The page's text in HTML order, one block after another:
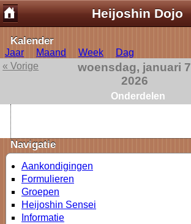
Heijoshin Dojo
Kalender
Jaar Maand Week
Dag
« Vorige
woensdag, januari 7
2026
Onderdelen
Navigatie
Aankondigingen
Formulieren
Groepen
Heijoshin Sensei
Informatie